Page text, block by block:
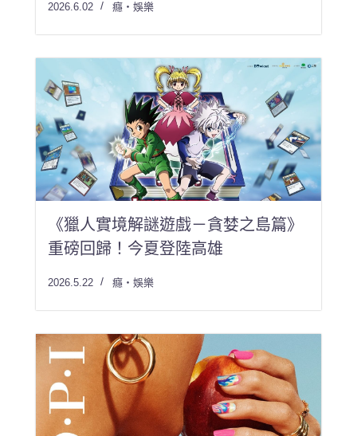
2026.6.02 癮・娛樂
《獵人實境解謎遊戲－貪婪之島篇》
重磅回歸！今夏登陸高雄
2026.5.22 癮・娛樂